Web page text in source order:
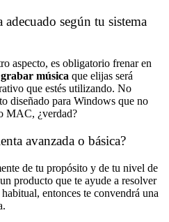
según tu sistema
aspecto, es obligatorio frenar en
música que elijas será
que estés utilizando. No
diseñado para Windows que no
MAC, ¿verdad?
avanzada o básica?
de tu propósito y de tu nivel de
producto que te ayude a resolver
entonces te convendrá una